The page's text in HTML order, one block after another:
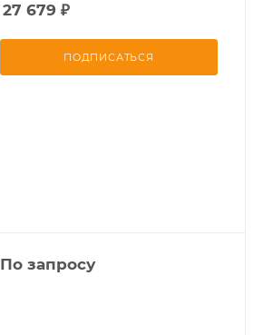
27 679 ₽
ПОДПИСАТЬСЯ
По запросу